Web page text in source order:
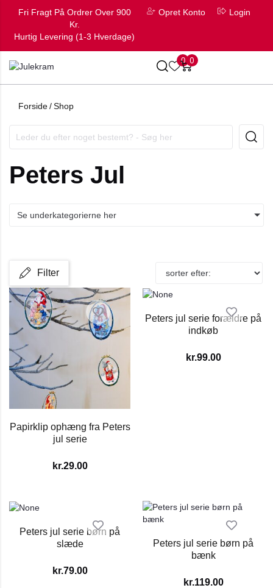
Fri Fragt På Ordrer Over 900
Kr.
Hurtig Levering (1-3 Hverdage)
Opret Konto Login
0 0
Forside/Shop
Peters Jul
Se underkategorierne her
Filter
Papirklip ophæng fra Peters
jul serie
kr.29.00
Peters jul serie forældre på
indkøb
kr.99.00
Peters jul serie børn på
slæde
kr.79.00
Peters jul serie børn på
bænk
kr.119.00